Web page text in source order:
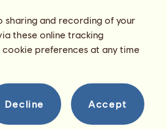
informasjonskapsler Regler for adferd Kontakt oss
sharing and recording of your
these online tracking
cookie preferences at any time
Decline Accept